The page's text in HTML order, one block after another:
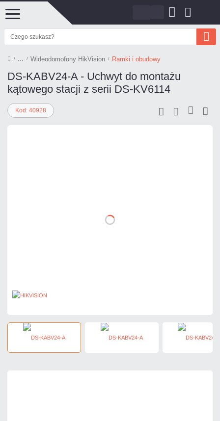
Wideodomofony HikVision Ramki i obudowy
DS-KABV24-A - Uchwyt do montażu
kątowego stacji z serii DS-KV6114
Kod: 40928